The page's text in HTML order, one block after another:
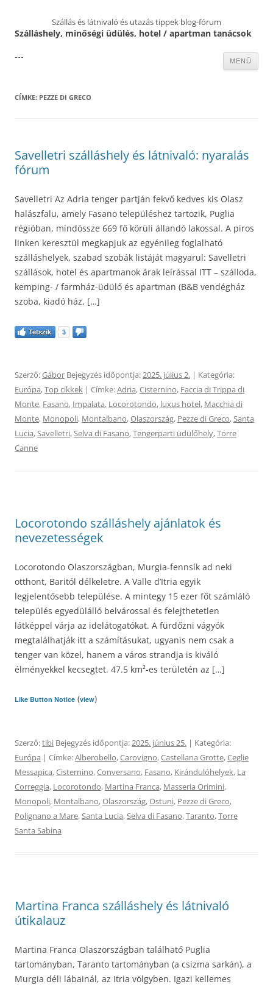
Szállás és látnivaló és utazás tippek blog-fórum
Szálláshely, minőségi üdülés, hotel / apartman tanácsok
MENÜ
---
CÍMKE: PEZZE DI GRECO
Savelletri szálláshely és látnivaló: nyaralás
fórum
Savelletri Az Adria tenger partján fekvő kedves kis Olasz
halászfalu, amely Fasano településhez tartozik, Puglia
régióban, mindössze 669 fő körüli állandó lakossal. A piros
linken keresztül megkapjuk az egyénileg foglalható
szálláshelyek, szabad szobák listáját magyarul: Savelletri
szállások, hotel és apartmanok árak leírással ITT – szálloda,
kemping- / farmház-üdülő és apartman (B&B vendégház
szoba, kiadó ház, […]
Tetszik 3
Szerző:Gábor Bejegyzés időpontja:2025. július 2. | Kategória:
Európa,Top cikkek | Címke:Adria,Cisternino, Faccia di Trippa di
Monte, Fasano, Impalata, Locorotondo, luxus hotel, Macchia di
Monte, Monopoli, Montalbano,Olaszország, Pezze di Greco,Santa
Lucia,Savelletri,Selva di Fasano,Tengerparti üdülőhely,Torre
Canne
Locorotondo szálláshely ajánlatok és
nevezetességek
Locorotondo Olaszországban, Murgia-fennsík ad neki
otthont, Baritól délkeletre. A Valle d’Itria egyik
legjelentősebb települése. A mintegy 15 ezer főt számláló
település egyedülálló belvárossal és felejthetetlen
látképpel várja az idelátogatókat. A fürdőzni vágyók
megtalálhatják itt a számításukat, ugyanis nem csak a
tenger van közel, hanem a város strandja is kiváló
élményekkel kecsegtet. 47.5 km²-es területén az […]
Like Button Notice (view)
Szerző:tibi Bejegyzés időpontja:2025. június 25. | Kategória:
Európa | Címke:Alberobello,Carovigno,Castellana Grotte,Ceglie
Messapica,Cisternino,Conversano, Fasano, Kirándulóhelyek, La
Correggia, Locorotondo, Martina Franca, Masseria Orimini,
Monopoli, Montalbano,Olaszország,Ostuni, Pezze di Greco,
Polignano a Mare,Santa Lucia,Selva di Fasano,Taranto,Torre
Santa Sabina
Martina Franca szálláshely és látnivaló
útikalauz
Martina Franca Olaszországban található Puglia
tartományban, Taranto tartományban (a csizma sarkán), a
Murgia déli lábainál, az Itria völgyben. Igazi kellemes